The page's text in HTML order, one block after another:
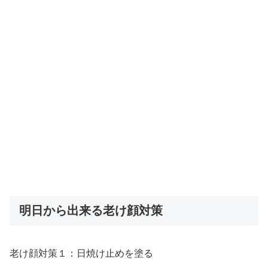
明日から出来る老け顔対策
老け顔対策１：日焼け止めを塗る